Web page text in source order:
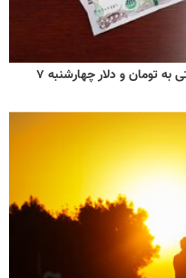
قیمت دینار عراق امروز + نرخ ارز اربعین دولتی به تومان و دلار چهارشنبه ۷